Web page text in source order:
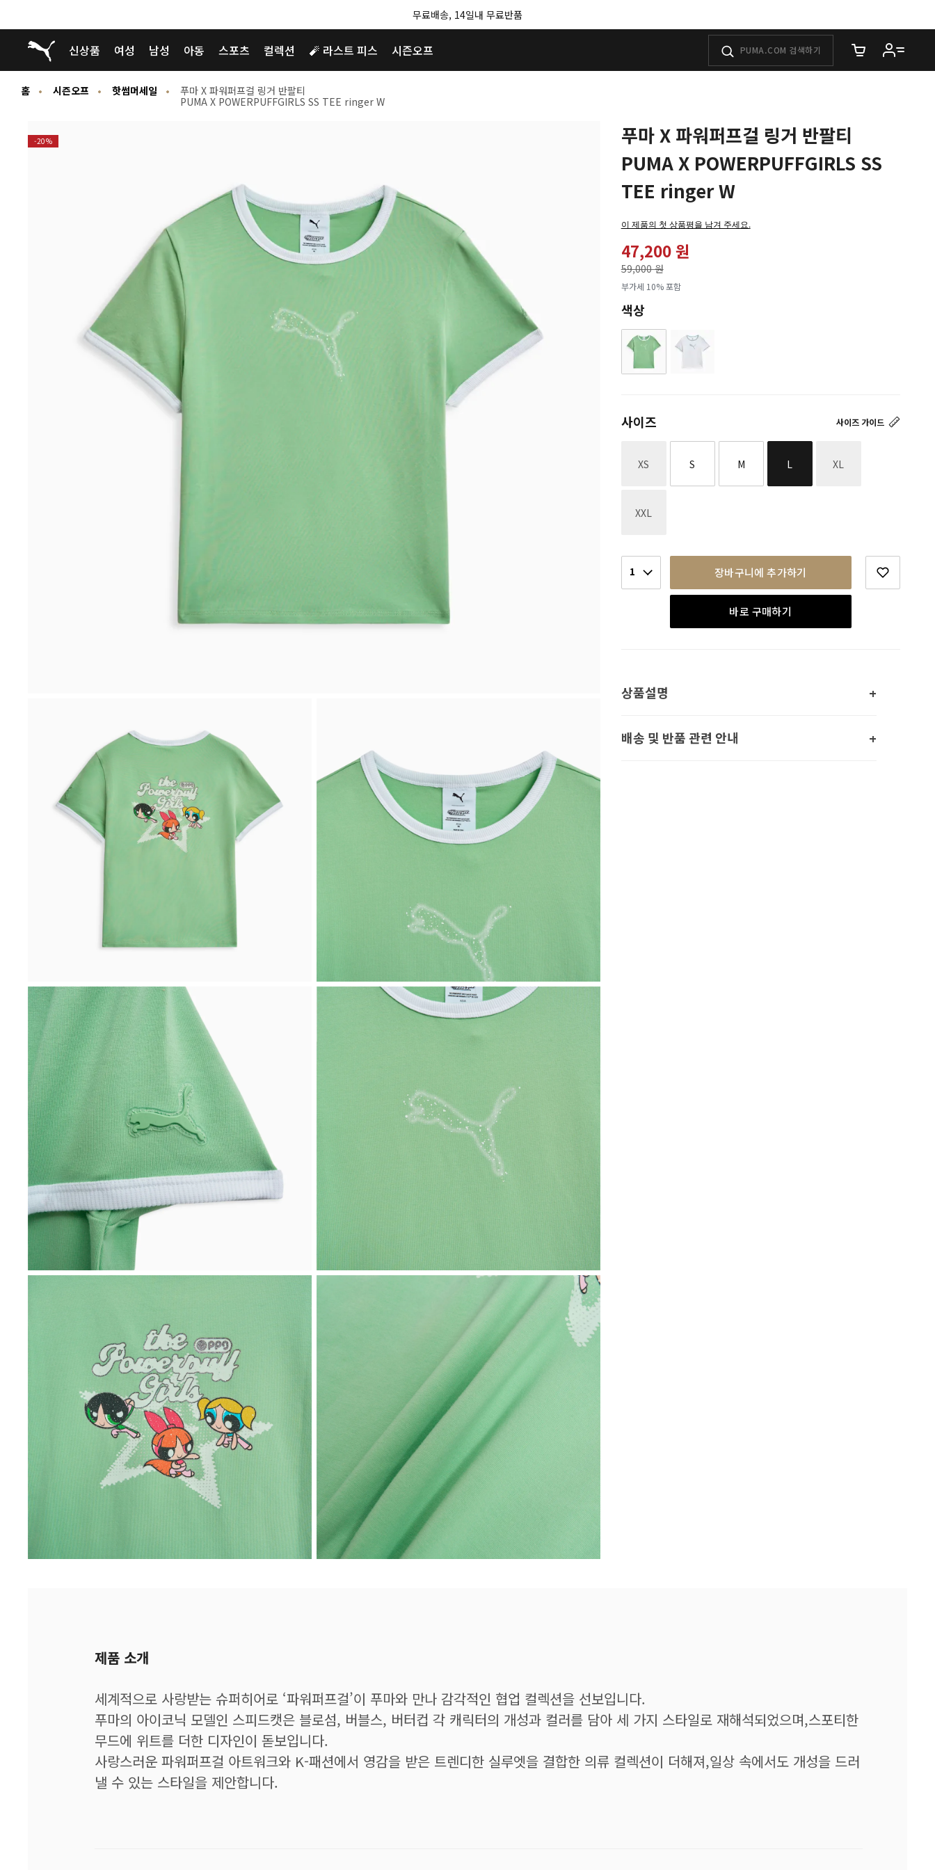
무료배송, 14일내 무료반품
푸마 홈
신상품 여성 남성 아동 스포츠 컬렉션 🧨 라스트 피스 시즌오프 장바구니에 담은
홈 시즌오프 핫썸머세일
푸마 X 파워퍼프걸 링거 반팔티
PUMA X POWERPUFFGIRLS SS TEE ringer W
-20%
푸마 X 파워퍼프걸 링거 반팔티
PUMA X POWERPUFFGIRLS SS
TEE ringer W
이 제품의 첫 상품평을 남겨 주세요.
47,200 원
59,000 원
로
부가세 10% 포함
색상
사이즈 가이드
사이즈
XS S M L XL
XXL
1 장바구니에 추가하기
바로 구매하기
상품설명
배송 및 반품 관련 안내
제품 소개
세계적으로 사랑받는 슈퍼히어로 ‘파워퍼프걸’이 푸마와 만나 감각적인 협업 컬렉션을 선보입니다.
푸마의 아이코닉 모델인 스피드캣은 블로섬, 버블스, 버터컵 각 캐릭터의 개성과 컬러를 담아 세 가지 스타일로 재해석되었으며,스포티한
무드에 위트를 더한 디자인이 돋보입니다.
사랑스러운 파워퍼프걸 아트워크와 K-패션에서 영감을 받은 트렌디한 실루엣을 결합한 의류 컬렉션이 더해져,일상 속에서도 개성을 드러
낼 수 있는 스타일을 제안합니다.